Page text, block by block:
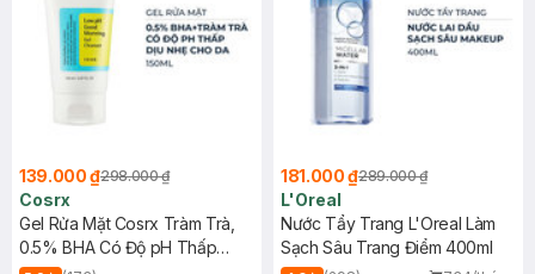
139.000 ₫298.000 ₫
Cosrx
Gel Rửa Mặt Cosrx Tràm Trà,
0.5% BHA Có Độ pH Thấp
181.000 ₫289.000 ₫
L'Oreal
Nước Tẩy Trang L'Oreal Làm
Sạch Sâu Trang Điểm 400ml